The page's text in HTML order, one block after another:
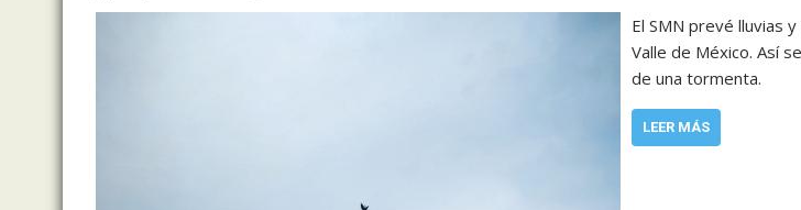
El SMN prevé lluvias
Valle de México. Así
de una tormenta.
LEER MÁS